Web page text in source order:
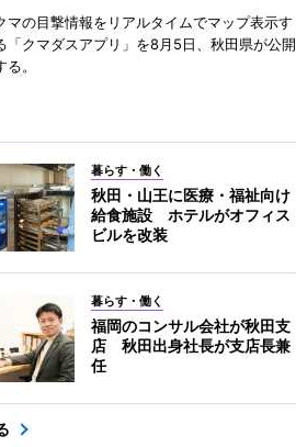
マの目撃情報をリアルタイムでマップ表示す
「クマダスアプリ」を8月5日、秋田県が公開
る。
暮らす・働く
秋田・山王に医療・福祉向け
給食施設 ホテルがオフィス
ビルを改装
暮らす・働く
福岡のコンサル会社が秋田支
店 秋田出身社長が支店長兼
任